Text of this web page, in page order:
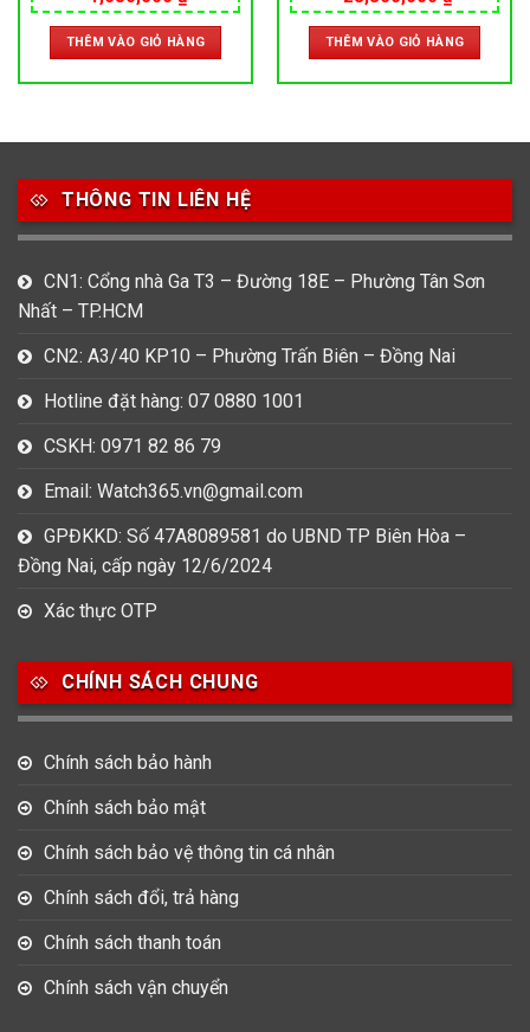
gốc
là:
1,950,000 ₫.
hiện
tại
là:
1,650,000 ₫.
THÊM VÀO GIỎ HÀNG
ITALIA
gốc
là:
31,800,000 ₫.
hiện
tại
là:
THÊM VÀO GIỎ HÀNG
THÔNG TIN LIÊN HỆ
CN1: Cổng nhà Ga T3 – Đường 18E – Phường Tân Sơn
Nhất – TP.HCM
CN2: A3/40 KP10 – Phường Trấn Biên – Đồng Nai
Hotline đặt hàng: 07 0880 1001
CSKH: 0971 82 86 79
Email: Watch365.vn@gmail.com
GPĐKKD: Số 47A8089581 do UBND TP Biên Hòa –
Đồng Nai, cấp ngày 12/6/2024
Xác thực OTP
CHÍNH SÁCH CHUNG
Chính sách bảo hành
Chính sách bảo mật
Chính sách bảo vệ thông tin cá nhân
Chính sách đổi, trả hàng
Chính sách thanh toán
Chính sách vận chuyển